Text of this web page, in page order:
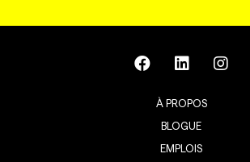
À PROPOS
BLOGUE
EMPLOIS